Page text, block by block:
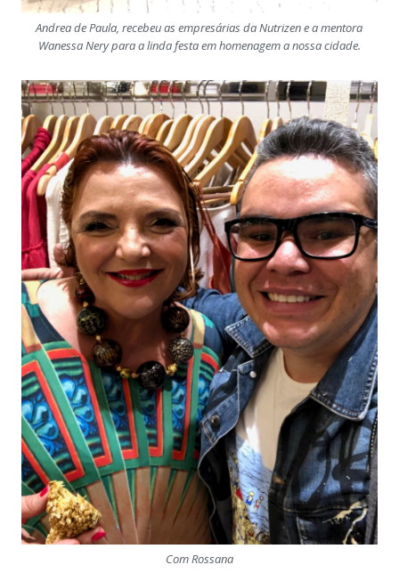
Andrea de Paula, recebeu as empresárias da Nutrizen e a mentora
Wanessa Nery para a linda festa em homenagem a nossa cidade.
Com Rossana